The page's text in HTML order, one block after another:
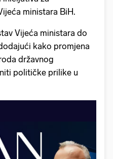
ministara BiH.
Vijeća ministara do
kako promjena
državnog
političke prilike u